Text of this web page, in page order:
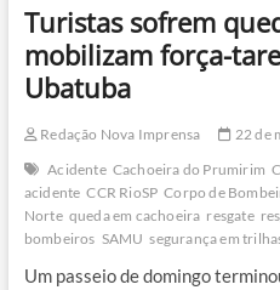
Turistas sofrem
mobilizam força-
Ubatuba
Redação Nova Imprensa
22 de
Acidente Cachoeira do Prumirim
acidente CCR RioSP Corpo de
Norte queda em cachoeira resgate
bombeiros SAMU segurança em
Um passeio de domingo